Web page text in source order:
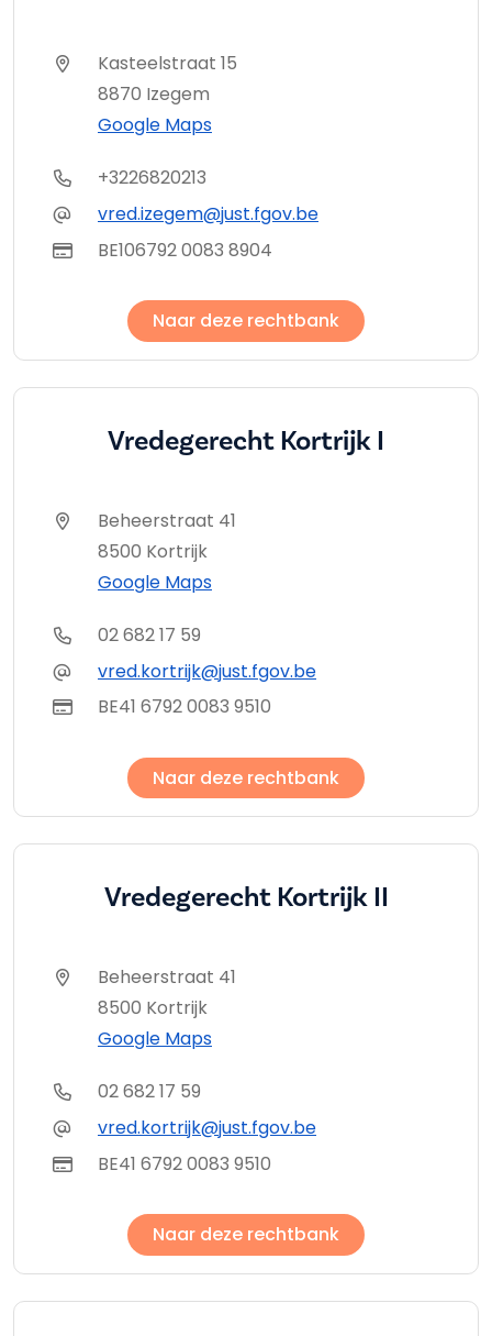
Kasteelstraat 15
8870 Izegem
Google Maps
+3226820213
vred.izegem@just.fgov.be
BE106792 0083 8904
Naar deze rechtbank
Vredegerecht Kortrijk I
Beheerstraat 41
8500 Kortrijk
Google Maps
02 682 17 59
vred.kortrijk@just.fgov.be
BE41 6792 0083 9510
Naar deze rechtbank
Vredegerecht Kortrijk II
Beheerstraat 41
8500 Kortrijk
Google Maps
02 682 17 59
vred.kortrijk@just.fgov.be
BE41 6792 0083 9510
Naar deze rechtbank